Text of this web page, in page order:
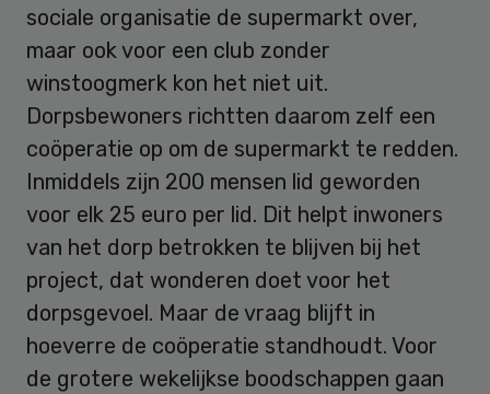
sociale organisatie de supermarkt over,
maar ook voor een club zonder
winstoogmerk kon het niet uit.
Dorpsbewoners richtten daarom zelf een
coöperatie op om de supermarkt te redden.
Inmiddels zijn 200 mensen lid geworden
voor elk 25 euro per lid. Dit helpt inwoners
van het dorp betrokken te blijven bij het
project, dat wonderen doet voor het
dorpsgevoel. Maar de vraag blijft in
hoeverre de coöperatie standhoudt. Voor
de grotere wekelijkse boodschappen gaan